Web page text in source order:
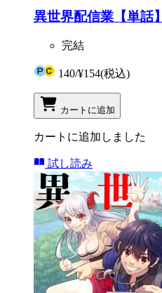
異世界配信業【単話
完結
140/¥154(税込)
カートに追加
カートに追加しました
試し読み